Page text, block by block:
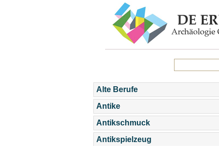
Alte Berufe
Antike
Antikschmuck
Antikspielzeug